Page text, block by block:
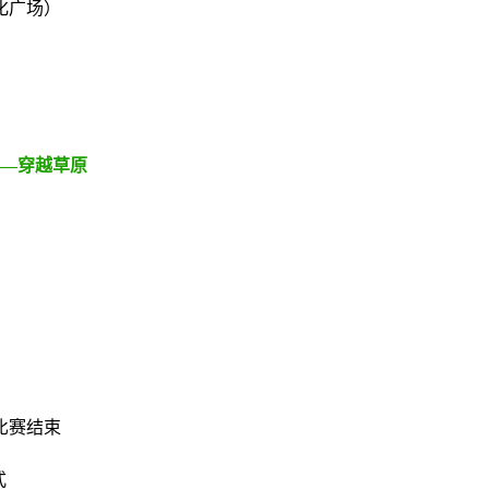
场）
穿越草原
赛结束